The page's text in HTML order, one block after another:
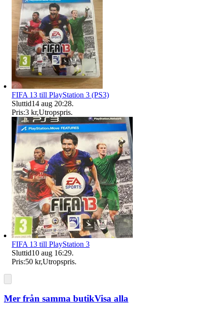
FIFA 13 till PlayStation 3 (PS3)
Sluttid14 aug 20:28.
Pris:3 kr,Utropspris.
FIFA 13 till PlayStation 3
Sluttid10 aug 16:29.
Pris:50 kr,Utropspris.
Mer från samma butikVisa alla